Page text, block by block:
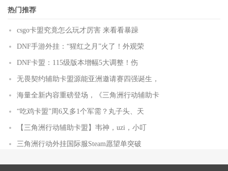
热门推荐
csgo卡盟究竟怎么玩才厉害 来看看暴躁
DNF手游外挂：“猩红之月”火了！外观荣
DNF卡盟：115级版本增幅5大调整！伤
无畏契约辅助卡盟源能亚洲邀请赛四强诞生，
海量全新内容重磅登场，《三角洲行动辅助卡
“吃鸡卡盟”周6又多1个军需？丸子头、天
【三角洲行动辅助卡盟】韦神，uzi，小叮
三角洲行动外挂国际服Steam愿望单突破